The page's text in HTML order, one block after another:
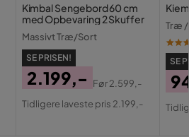
Kimbal Sengebord 60 cm
med Opbevaring 2 Skuffer
Massivt Træ/Sort
SE PRISEN!
Pris
2.199,-
Original
Før2.599,-
Tidligere laveste pris 2.199,-
Træ
SE